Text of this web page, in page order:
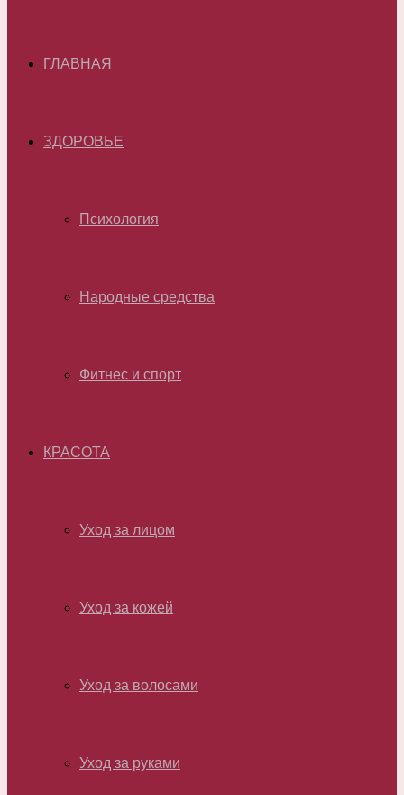
ГЛАВНАЯ
ЗДОРОВЬЕ
Психология
Народные средства
Фитнес и спорт
КРАСОТА
Уход за лицом
Уход за кожей
Уход за волосами
Уход за руками